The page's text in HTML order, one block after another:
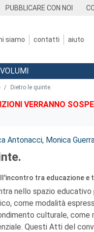
PUBBLICARE CON NOI
siamo contatti aiuto
VOLUMI
Dietro le quinte.
VERRANNO
Antonacci, Monica
tra educazione e
nello spazio
come modalità
culturale, come
Questi Atti del